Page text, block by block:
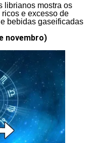
librianos mostra os
e excesso de
bebidas gaseificadas
novembro)